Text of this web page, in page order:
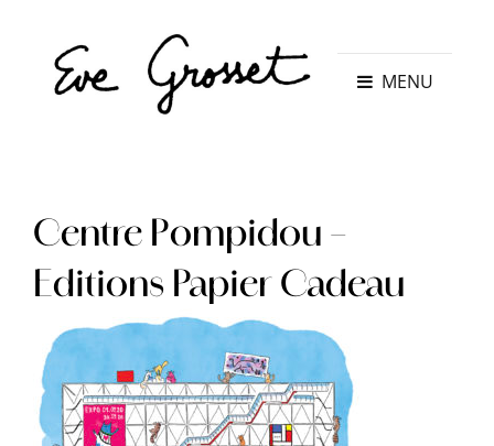
MENU
Centre Pompidou –
Editions Papier Cadeau